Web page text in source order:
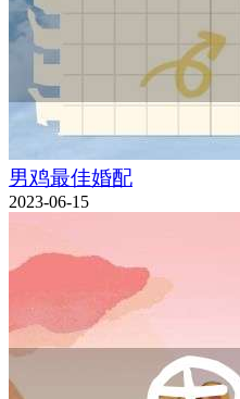
男鸡最佳婚配
2023-06-15